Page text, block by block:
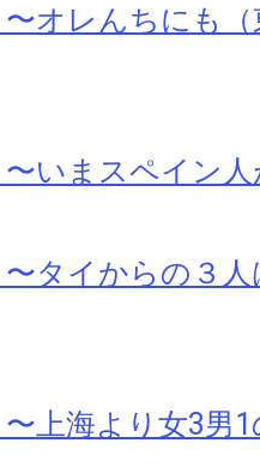
オレんちにも（
いまスペイン人
タイからの３人
上海より女3男1